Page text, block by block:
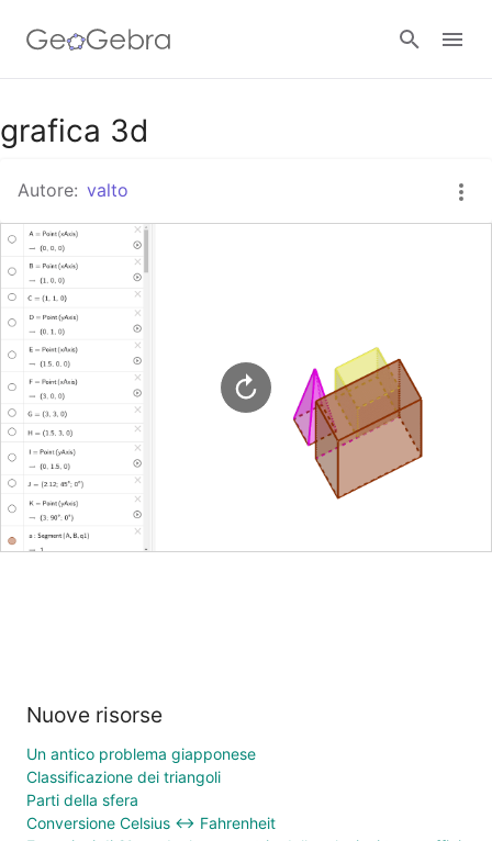
Google Classroom
GeoGebra Classroom
grafica 3d
Autore: valto
Nuove risorse
Un antico problema giapponese
Classificazione dei triangoli
Parti della sfera
Conversione Celsius ↔ Fahrenheit